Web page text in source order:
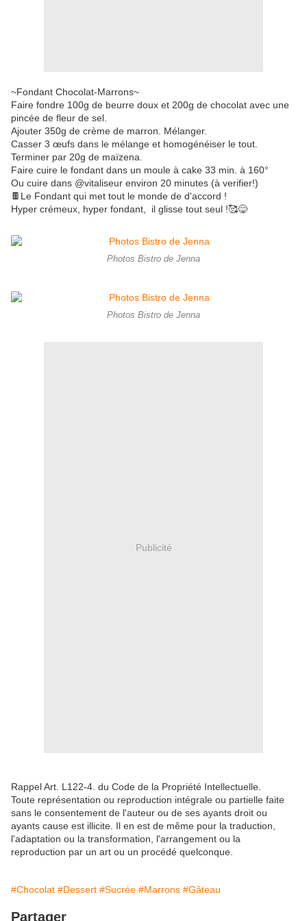
~Fondant Chocolat-Marrons~
Faire fondre 100g de beurre doux et 200g de chocolat avec une
pincée de fleur de sel.
Ajouter 350g de crème de marron. Mélanger.
Casser 3 œufs dans le mélange et homogénéiser le tout.
Terminer par 20g de maïzena.
Faire cuire le fondant dans un moule à cake 33 min. à 160°
Ou cuire dans @vitaliseur environ 20 minutes (à verifier!)
🍫Le Fondant qui met tout le monde de d'accord !
Hyper crémeux, hyper fondant, il glisse tout seul !🥰😋
Photos Bistro de Jenna
Photos Bistro de Jenna
Publicité
Rappel Art. L122-4. du Code de la Propriété Intellectuelle.
Toute représentation ou reproduction intégrale ou partielle faite
sans le consentement de l'auteur ou de ses ayants droit ou
ayants cause est illicite. Il en est de même pour la traduction,
l'adaptation ou la transformation, l'arrangement ou la
reproduction par un art ou un procédé quelconque.
#Chocolat #Dessert #Sucrée #Marrons #Gâteau
Partager